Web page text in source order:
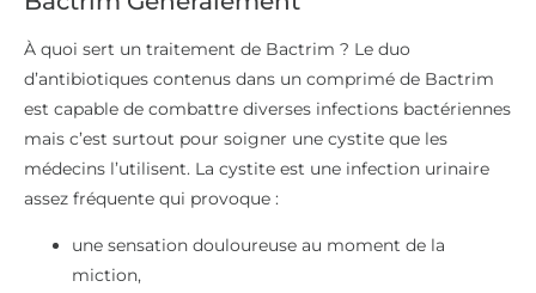
À quoi sert un traitement de Bactrim ? Le duo
d’antibiotiques contenus dans un comprimé de Bactrim
est capable de combattre diverses infections bactériennes
mais c’est surtout pour soigner une cystite que les
médecins l’utilisent. La cystite est une infection urinaire
assez fréquente qui provoque :
une sensation douloureuse au moment de la
miction,